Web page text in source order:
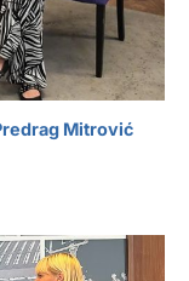
Mitrović